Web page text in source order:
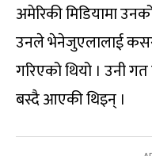
अमेरिकी मिडियामा
उनले भेनेजुएलालाई
गरिएको थियो । उनी
बस्दै आएकी थिइन् ।